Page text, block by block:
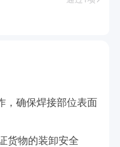
，确保焊接部位表面
货物的装卸安全